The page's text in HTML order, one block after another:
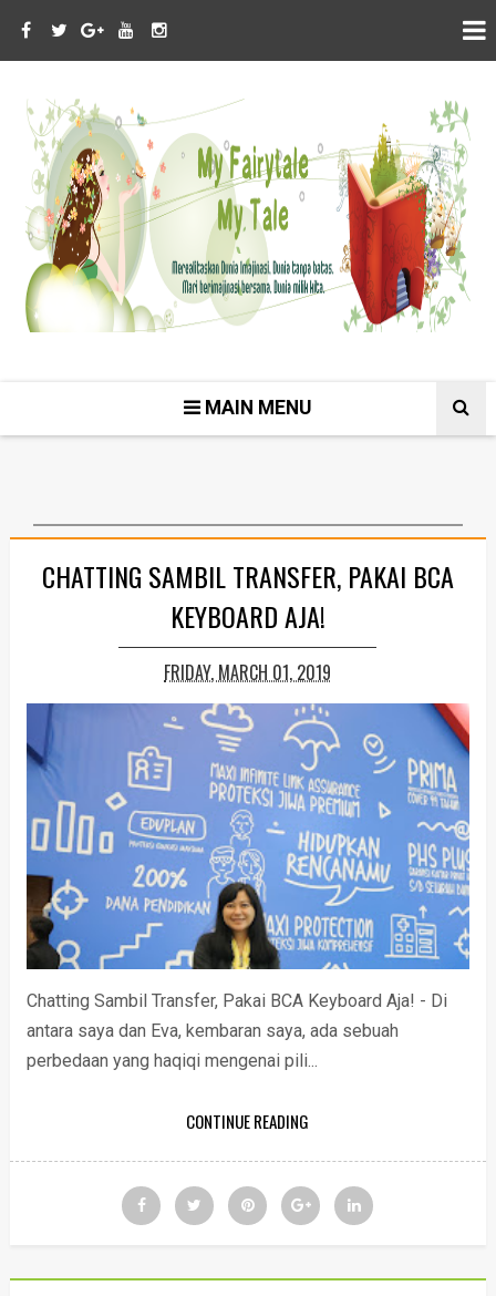
MAIN MENU
CHATTING SAMBIL TRANSFER, PAKAI BCA
KEYBOARD AJA!
FRIDAY, MARCH 01, 2019
Chatting Sambil Transfer, Pakai BCA Keyboard Aja! - Di
antara saya dan Eva, kembaran saya, ada sebuah
perbedaan yang haqiqi mengenai pili...
CONTINUE READING